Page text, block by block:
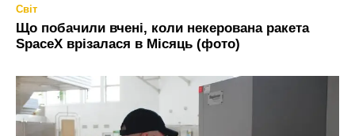
Світ
Що побачили вчені, коли некерована ракета
SpaceX врізалася в Місяць (фото)